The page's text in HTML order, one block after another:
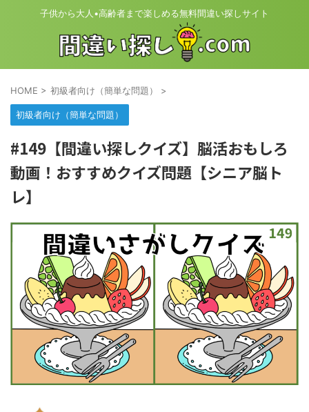
子供から大人•高齢者まで楽しめる無料間違い探しサイト
HOME > 初級者向け（簡単な問題） >
初級者向け（簡単な問題）
#149【間違い探しクイズ】脳活おもしろ
動画！おすすめクイズ問題【シニア脳ト
レ】